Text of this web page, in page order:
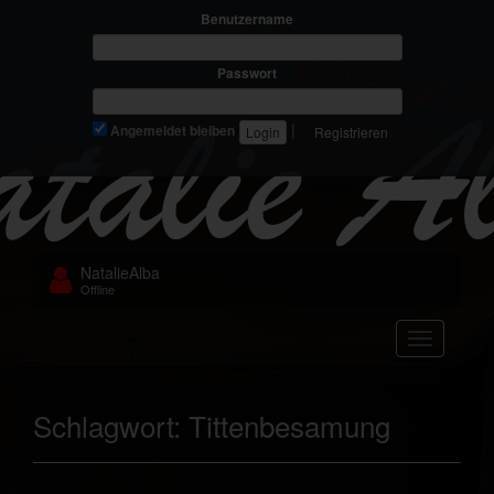
Benutzername
Passwort
Angemeldet bleiben Registrieren
NatalieAlba
Offline
Schlagwort: Tittenbesamung